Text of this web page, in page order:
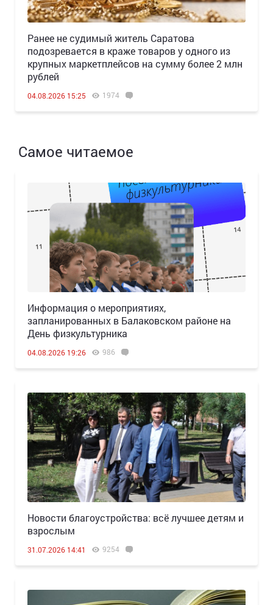
Ранее не судимый житель Саратова
подозревается в краже товаров у одного из
крупных маркетплейсов на сумму более 2 млн
рублей
04.08.2026 15:25 1974
Самое читаемое
Информация о мероприятиях,
запланированных в Балаковском районе на
День физкультурника
04.08.2026 19:26 986
Новости благоустройства: всё лучшее детям и
взрослым
31.07.2026 14:41 9254